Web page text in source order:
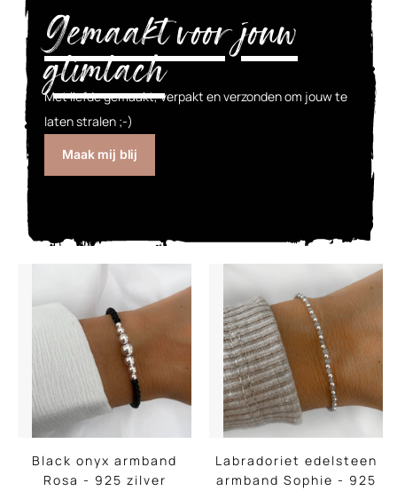
Gemaakt voor jouw
glimlach
Met liefde gemaakt, verpakt en verzonden om jouw te
laten stralen ;-)
Maak mij blij
Black onyx armband
Rosa - 925 zilver
Labradoriet edelsteen
armband Sophie - 925